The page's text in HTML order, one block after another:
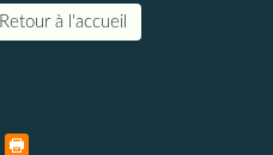
Retour à l'accueil